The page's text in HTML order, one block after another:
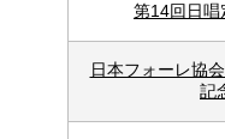
第14回日
日本フォーレ協
記